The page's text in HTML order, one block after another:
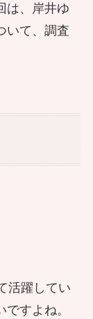
は、岸井ゆ
いて、調査
活躍してい
すよね。